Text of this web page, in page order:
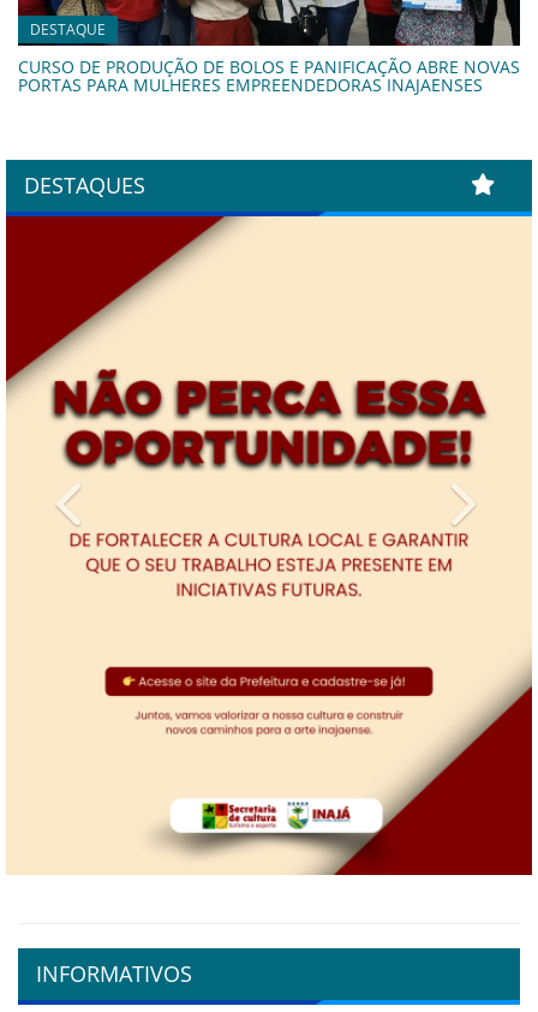
DESTAQUE
CURSO DE PRODUÇÃO DE BOLOS E PANIFICAÇÃO ABRE NOVAS
PORTAS PARA MULHERES EMPREENDEDORAS INAJAENSES
DESTAQUES
INFORMATIVOS